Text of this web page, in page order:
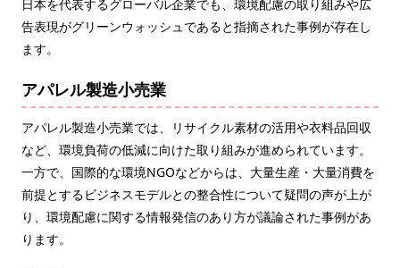
日本を代表するグローバル企業でも、環境配慮の取り組みや広
告表現がグリーンウォッシュであると指摘された事例が存在し
ます。
アパレル製造小売業
アパレル製造小売業では、リサイクル素材の活用や衣料品回収
など、環境負荷の低減に向けた取り組みが進められています。
一方で、国際的な環境NGOなどからは、大量生産・大量消費を
前提とするビジネスモデルとの整合性について疑問の声が上が
り、環境配慮に関する情報発信のあり方が議論された事例があ
ります。